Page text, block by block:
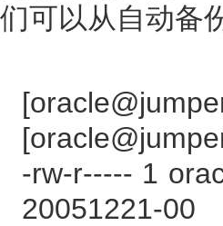
们可以从自动备
-rw-r----- 1
20051221-00